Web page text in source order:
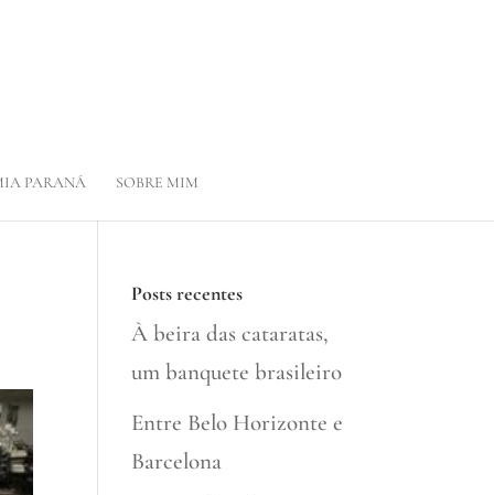
PARANÁ SOBRE MIM
Posts recentes
À beira das cataratas,
um banquete brasileiro
Entre Belo Horizonte e
Barcelona